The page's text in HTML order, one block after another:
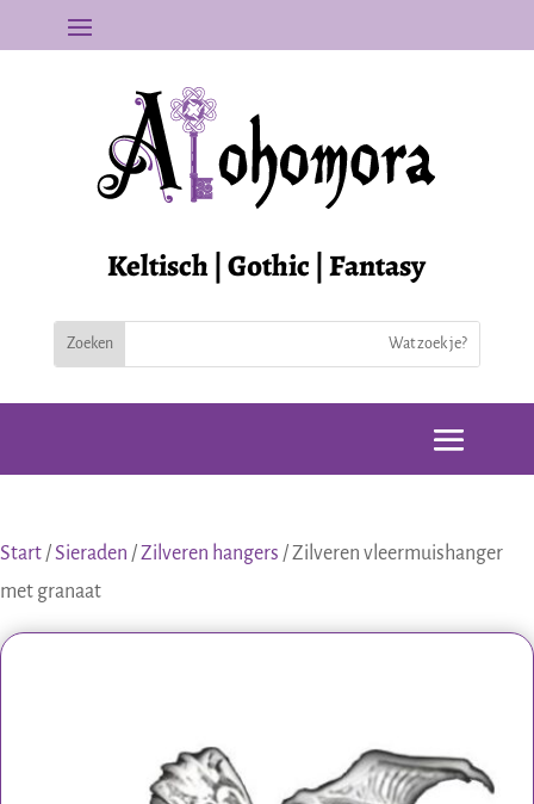
Keltisch | Gothic | Fantasy
Start /Sieraden /Zilveren hangers / Zilveren vleermuishanger
met granaat